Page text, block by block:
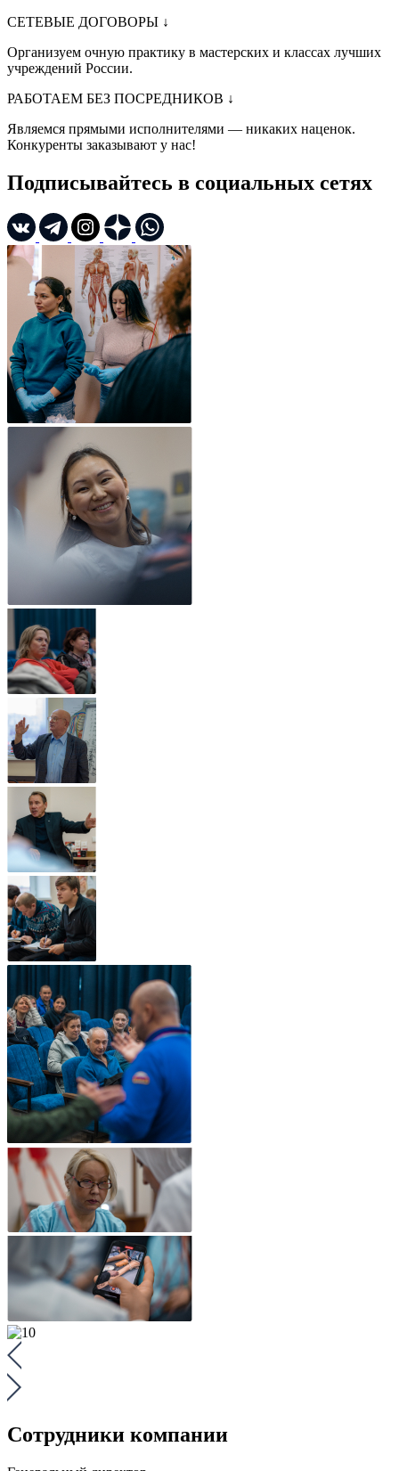
СЕТЕВЫЕ ДОГОВОРЫ ↓
Организуем очную практику в мастерских и классах лучших
учреждений России.
РАБОТАЕМ БЕЗ ПОСРЕДНИКОВ ↓
Являемся прямыми исполнителями — никаких наценок.
Конкуренты заказывают у нас!
Подписывайтесь в социальных сетях
Сотрудники компании